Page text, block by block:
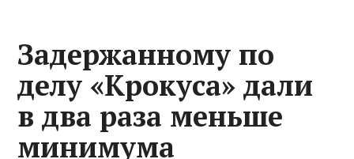
Задержанному по
делу «Крокуса» дали
в два раза меньше
минимума